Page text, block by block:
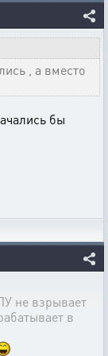
, а вместо
бы
не взрывает
в